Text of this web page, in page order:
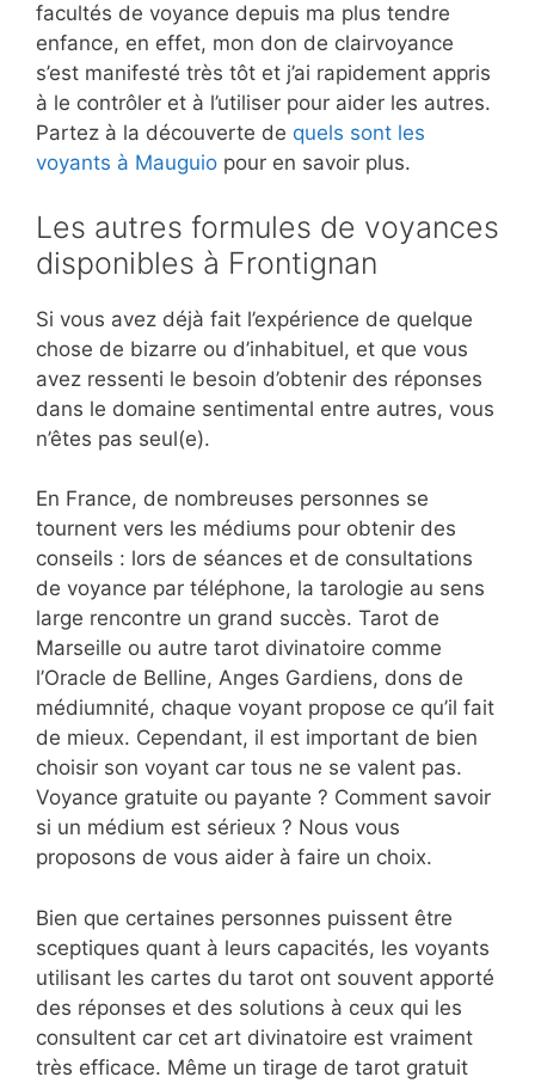
facultés de voyance depuis ma plus tendre
enfance, en effet, mon don de clairvoyance
s’est manifesté très tôt et j’ai rapidement appris
à le contrôler et à l’utiliser pour aider les autres.
Partez à la découverte de quels sont les
voyants à Mauguio pour en savoir plus.
Les autres formules de voyances
disponibles à Frontignan
Si vous avez déjà fait l’expérience de quelque
chose de bizarre ou d’inhabituel, et que vous
avez ressenti le besoin d’obtenir des réponses
dans le domaine sentimental entre autres, vous
n’êtes pas seul(e).
En France, de nombreuses personnes se
tournent vers les médiums pour obtenir des
conseils : lors de séances et de consultations
de voyance par téléphone, la tarologie au sens
large rencontre un grand succès. Tarot de
Marseille ou autre tarot divinatoire comme
l’Oracle de Belline, Anges Gardiens, dons de
médiumnité, chaque voyant propose ce qu’il fait
de mieux. Cependant, il est important de bien
choisir son voyant car tous ne se valent pas.
Voyance gratuite ou payante ? Comment savoir
si un médium est sérieux ? Nous vous
proposons de vous aider à faire un choix.
Bien que certaines personnes puissent être
sceptiques quant à leurs capacités, les voyants
utilisant les cartes du tarot ont souvent apporté
des réponses et des solutions à ceux qui les
consultent car cet art divinatoire est vraiment
très efficace. Même un tirage de tarot gratuit